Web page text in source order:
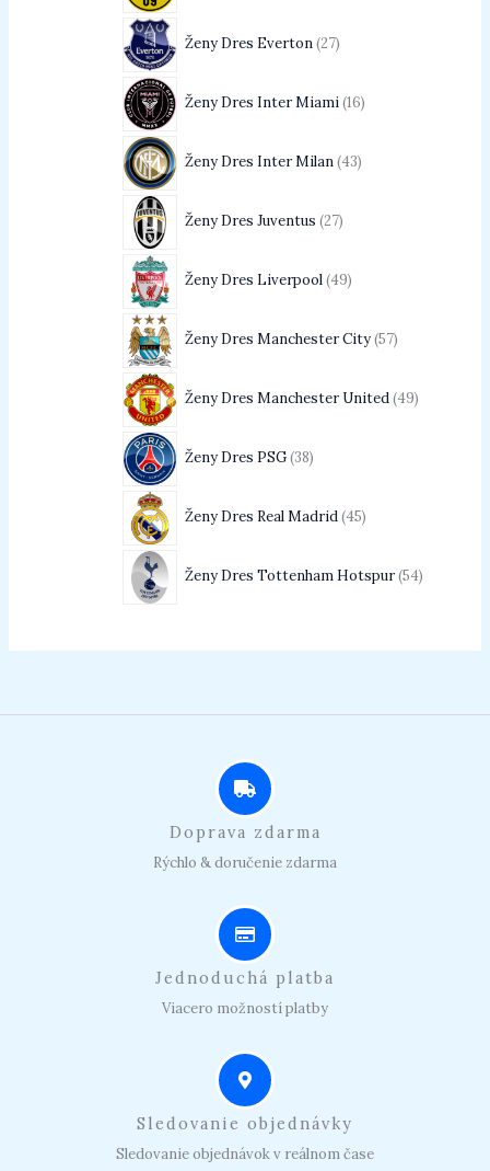
Ženy Dres Everton 27
Ženy Dres Inter Miami 16
Ženy Dres Inter Milan 43
Ženy Dres Juventus 27
Ženy Dres Liverpool 49
Ženy Dres Manchester City 57
Ženy Dres Manchester United 49
Ženy Dres PSG 38
Ženy Dres Real Madrid 45
Ženy Dres Tottenham Hotspur 54
Doprava zdarma
Rýchlo & doručenie zdarma
Jednoduchá platba
Viacero možností platby
Sledovanie objednávky
Sledovanie objednávok v reálnom čase